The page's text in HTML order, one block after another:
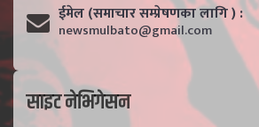
ईमेल (समाचार सम्प्रेषणका लागि ) :
newsmulbato@gmail.com
साइट नेभिगेसन